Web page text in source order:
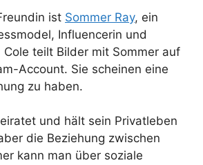
ist Sommer Ray, ein
Influencerin und
Cole teilt Bilder mit Sommer auf
Account. Sie scheinen eine
zu haben.
und hält sein Privatleben
die Beziehung zwischen
kann man über soziale